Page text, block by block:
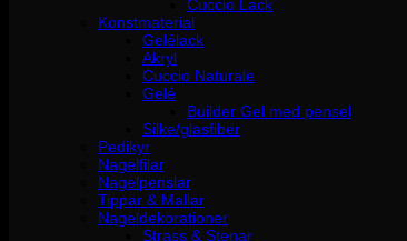
Cuccio Lack
Konstmaterial
Gelélack
Akryl
Cuccio Naturale
Gelé
Builder Gel med pensel
Silke/glasfiber
Pedikyr
Nagelfilar
Nagelpenslar
Tippar & Mallar
Nageldekorationer
Strass & Stenar